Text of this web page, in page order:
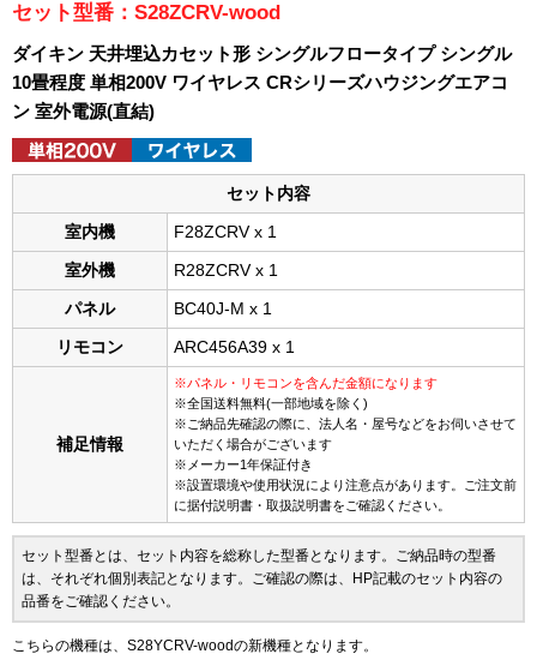
セット型番：S28ZCRV-wood
ダイキン 天井埋込カセット形 シングルフロータイプ シングル
10畳程度 単相200V ワイヤレス CRシリーズハウジングエアコ
ン 室外電源(直結)
セット内容
室内機 F28ZCRV x 1
室外機 R28ZCRV x 1
パネル BC40J-M x 1
リモコン ARC456A39 x 1
補足情報
※パネル・リモコンを含んだ金額になります
※全国送料無料(一部地域を除く)
※ご納品先確認の際に、法人名・屋号などをお伺いさせて
いただく場合がございます
※メーカー1年保証付き
※設置環境や使用状況により注意点があります。ご注文前
に据付説明書・取扱説明書をご確認ください。
セット型番とは、セット内容を総称した型番となります。ご納品時の型番
は、それぞれ個別表記となります。ご確認の際は、HP記載のセット内容の
品番をご確認ください。
こちらの機種は、S28YCRV-woodの新機種となります。